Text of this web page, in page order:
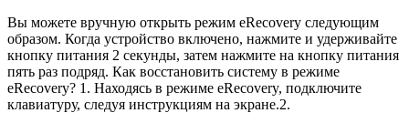
Вы можете вручную открыть режим eRecovery следующим
образом. Когда устройство включено, нажмите и удерживайте
кнопку питания 2 секунды, затем нажмите на кнопку питания
пять раз подряд. Как восстановить систему в режиме
eRecovery? 1. Находясь в режиме eRecovery, подключите
клавиатуру, следуя инструкциям на экране.2.